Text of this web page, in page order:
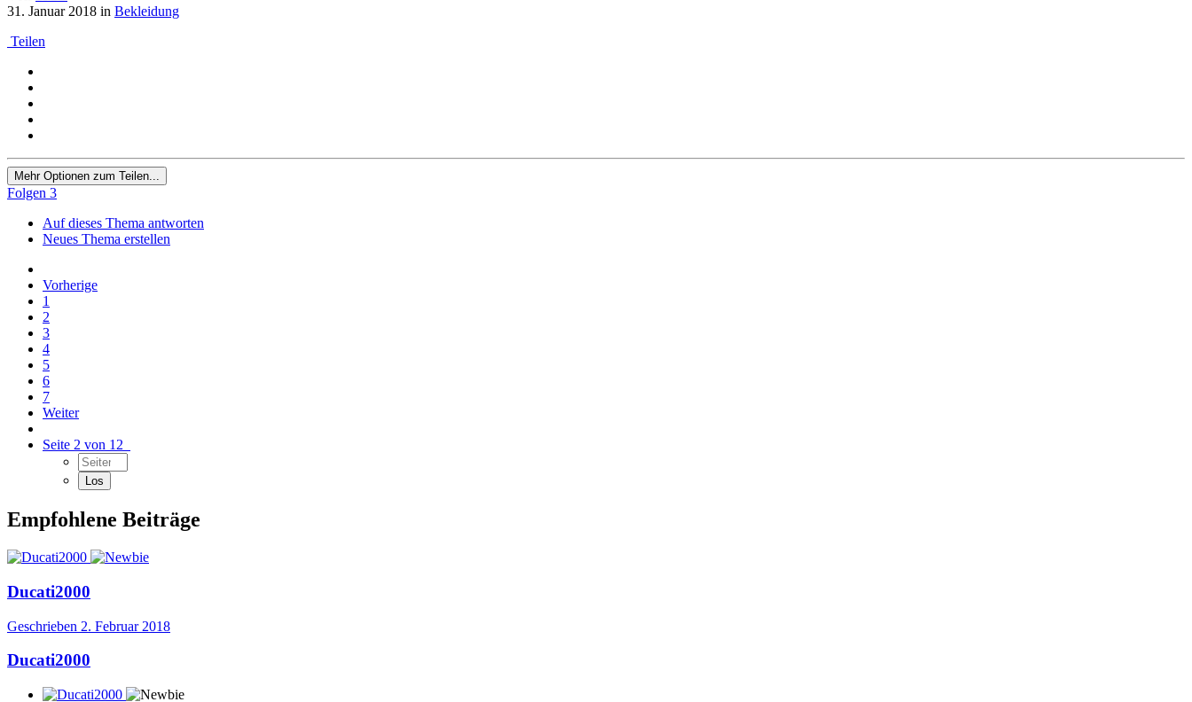
31. Januar 2018 in Bekleidung
Teilen
Mehr Optionen zum Teilen...
Folgen 3
Auf dieses Thema antworten
Neues Thema erstellen
Vorherige
1
2
3
4
5
6
7
Weiter
Seite 2 von 12
Empfohlene Beiträge
Ducati2000
Geschrieben 2. Februar 2018
Ducati2000